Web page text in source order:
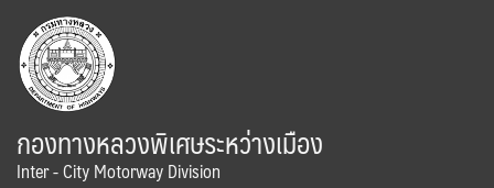
กองทางหลวงพิเศษระหว่างเมือง
Inter - City Motorway Division